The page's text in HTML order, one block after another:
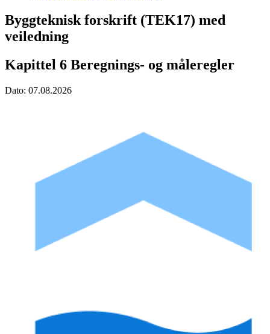
Byggteknisk forskrift (TEK17) med
veiledning
Kapittel 6 Beregnings- og måleregler
Dato: 07.08.2026